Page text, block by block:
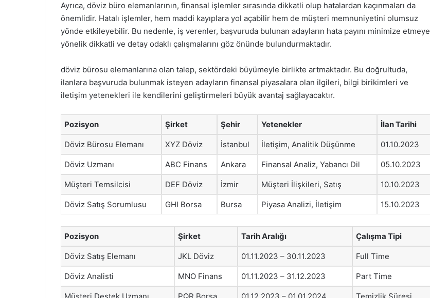
Ayrıca, döviz büro elemanlarının, finansal işlemler sırasında dikkatli olup hatalardan kaçınmaları da
önemlidir. Hatalı işlemler, hem maddi kayıplara yol açabilir hem de müşteri memnuniyetini olumsuz
yönde etkileyebilir. Bu nedenle, iş verenler, başvuruda bulunan adayların hata payını minimize etmeye
yönelik dikkatli ve detay odaklı çalışmalarını göz önünde bulundurmaktadır.
döviz bürosu elemanlarına olan talep, sektördeki büyümeyle birlikte artmaktadır. Bu doğrultuda,
ilanlara başvuruda bulunmak isteyen adayların finansal piyasalara olan ilgileri, bilgi birikimleri ve
iletişim yetenekleri ile kendilerini geliştirmeleri büyük avantaj sağlayacaktır.
Pozisyon Şirket Şehir Yetenekler İlan Tarihi
Döviz Bürosu Elemanı XYZ Döviz İstanbul İletişim, Analitik Düşünme 01.10.2023
Döviz Uzmanı ABC Finans Ankara Finansal Analiz, Yabancı Dil 05.10.2023
Müşteri Temsilcisi DEF Döviz İzmir Müşteri İlişkileri, Satış 10.10.2023
Döviz Satış Sorumlusu GHI Borsa Bursa Piyasa Analizi, İletişim 15.10.2023
Pozisyon Şirket Tarih Aralığı Çalışma Tipi
Döviz Satış Elemanı JKL Döviz 01.11.2023 – 30.11.2023 Full Time
Döviz Analisti MNO Finans 01.11.2023 – 31.12.2023 Part Time
Müşteri Destek Uzmanı PQR Borsa 01.12.2023 – 01.01.2024 Temizlik Süresi